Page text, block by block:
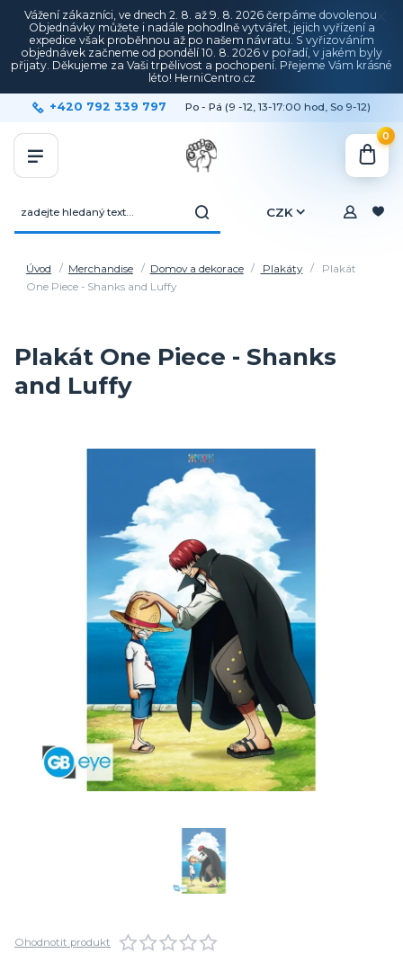
Vážení zákazníci, ve dnech 2. 8. až 9. 8. 2026 čerpáme dovolenou.
Objednávky můžete i nadále pohodlně vytvářet, jejich vyřízení a
expedice však proběhnou až po našem návratu. S vyřizováním
objednávek začneme od pondělí 10. 8. 2026 v pořadí, v jakém byly
přijaty. Děkujeme za Vaši trpělivost a pochopení. Přejeme Vám krásné
léto! HerniCentro.cz
CZK
+420 792 339 797 Po - Pá (9 -12, 13-17:00 hod, So 9-12)
0
Úvod Merchandise Domov a dekorace Plakáty
Plakát
One Piece - Shanks and Luffy
Plakát One Piece - Shanks
and Luffy
Ohodnotit produkt